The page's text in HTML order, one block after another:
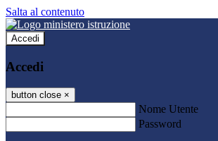
Salta al contenuto
Accedi
Accedi
button close ×
Nome Utente
Password